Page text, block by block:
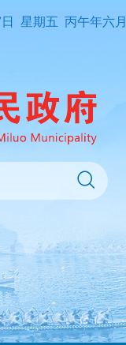
星期五 丙午年六